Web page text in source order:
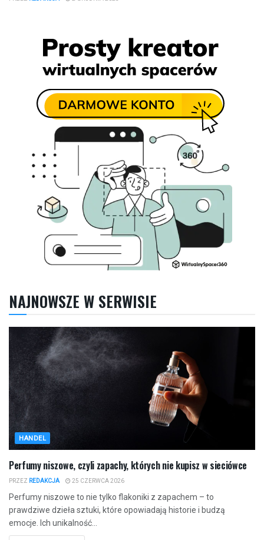
NAJNOWSZE W SERWISIE
HANDEL
Perfumy niszowe, czyli zapachy, których nie kupisz w sieciówce
PRZEZ REDAKCJA 25 CZERWCA 2026
Perfumy niszowe to nie tylko flakoniki z zapachem – to
prawdziwe dzieła sztuki, które opowiadają historie i budzą
emocje. Ich unikalność...